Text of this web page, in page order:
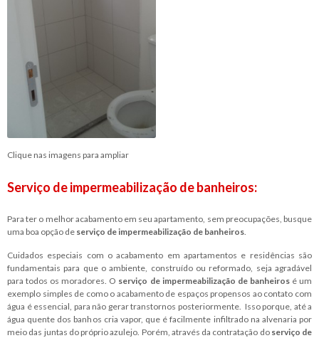
Clique nas imagens para ampliar
Serviço de impermeabilização de banheiros:
Para ter o melhor acabamento em seu apartamento, sem preocupações, busque
uma boa opção de serviço de impermeabilização de banheiros
Cuidados especiais com o acabamento em apartamentos e residências são
fundamentais para que o ambiente, construído ou reformado, seja agradável
para todos os moradores. O serviço de impermeabilização de banheirosé um
exemplo simples de como o acabamento de espaços propensos ao contato com
água é essencial, para não gerar transtornos posteriormente. Isso porque, até a
água quente dos banhos cria vapor, que é facilmente infiltrado na alvenaria por
meio das juntas do próprio azulejo. Porém, através da contratação do serviço de